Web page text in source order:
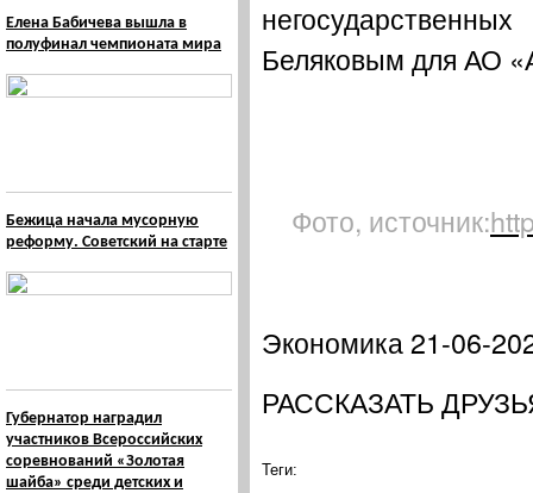
Елена Бабичева вышла в
полуфинал чемпионата мира
Бежица начала мусорную
реформу. Советский на старте
Губернатор наградил
участников Всероссийских
соревнований «Золотая
шайба» среди детских и
Беляковым для АО
Фото, источник:
Экономика 21-06-
РАССКАЗАТЬ
Теги: